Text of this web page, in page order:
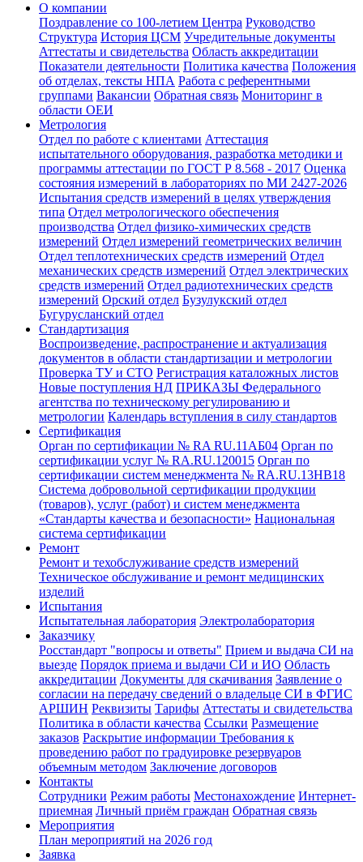
О компании
Поздравление со 100-летием Центра Руководство
Структура История ЦСМ Учредительные документы
Аттестаты и свидетельства Область аккредитации
Показатели деятельности Политика качества Положения
об отделах, тексты НПА Работа с референтными
группами Вакансии Обратная связь Мониторинг в
области ОЕИ
Метрология
Отдел по работе с клиентами Аттестация
испытательного оборудования, разработка методики и
программы аттестации по ГОСТ Р 8.568 - 2017 Оценка
состояния измерений в лабораториях по МИ 2427-2026
Испытания средств измерений в целях утверждения
типа Отдел метрологического обеспечения
производства Отдел физико-химических средств
измерений Отдел измерений геометрических величин
Отдел теплотехнических средств измерений Отдел
механических средств измерений Отдел электрических
средств измерений Отдел радиотехнических средств
измерений Орский отдел Бузулукский отдел
Бугурусланский отдел
Стандартизация
Воспроизведение, распространение и актуализация
документов в области стандартизации и метрологии
Проверка ТУ и СТО Регистрация каталожных листов
Новые поступления НД ПРИКАЗЫ Федерального
агентства по техническому регулированию и
метрологии Календарь вступления в силу стандартов
Сертификация
Орган по сертификации № RA RU.11АБ04 Орган по
сертификации услуг № RA.RU.120015 Орган по
сертификации систем менеджмента № RA.RU.13HB18
Система добровольной сертификации продукции
(товаров), услуг (работ) и систем менеджмента
«Стандарты качества и безопасности» Национальная
система сертификации
Ремонт
Ремонт и техобслуживание средств измерений
Техническое обслуживание и ремонт медицинских
изделий
Испытания
Испытательная лаборатория Электролаборатория
Заказчику
Росстандарт "вопросы и ответы" Прием и выдача СИ на
выезде Порядок приема и выдачи СИ и ИО Область
аккредитации Документы для скачивания Заявление о
согласии на передачу сведений о владельце СИ в ФГИС
АРШИН Реквизиты Тарифы Аттестаты и свидетельства
Политика в области качества Ссылки Размещение
заказов Раскрытие информации Требования к
проведению работ по градуировке резервуаров
объемным методом Заключение договоров
Контакты
Сотрудники Режим работы Местонахождение Интернет-
приемная Личный приём граждан Обратная связь
Мероприятия
План мероприятий на 2026 год
Заявка